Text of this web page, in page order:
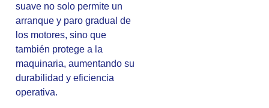
suave no solo permite un
arranque y paro gradual de
los motores, sino que
también protege a la
maquinaria, aumentando su
durabilidad y eficiencia
operativa.